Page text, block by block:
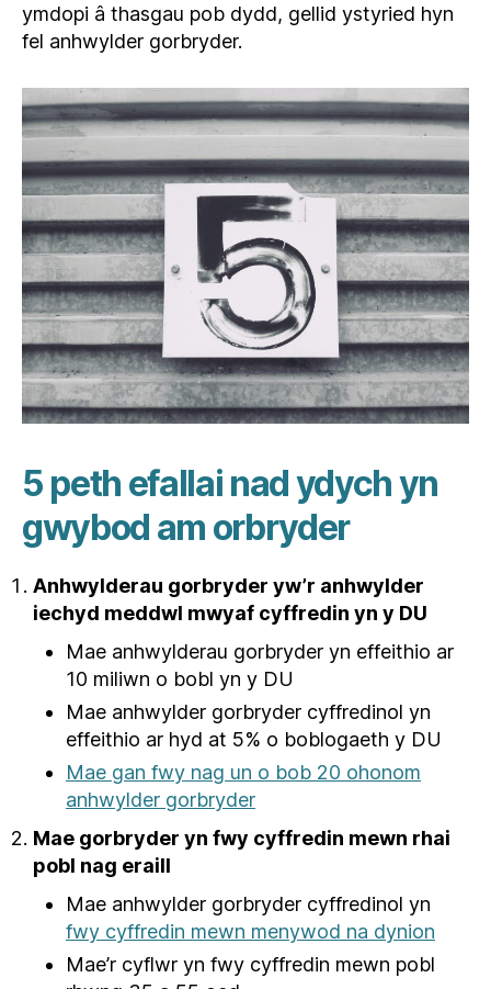
ymdopi â thasgau pob dydd, gellid ystyried hyn
fel anhwylder gorbryder.
5 peth efallai nad ydych yn
gwybod am orbryder
Anhwylderau gorbryder yw’r anhwylder
iechyd meddwl mwyaf cyffredin yn y DU
Mae anhwylderau gorbryder yn effeithio ar
10 miliwn o bobl yn y DU
Mae anhwylder gorbryder cyffredinol yn
effeithio ar hyd at 5% o boblogaeth y DU
Mae gan fwy nag un o bob 20 ohonom
anhwylder gorbryder
Mae gorbryder yn fwy cyffredin mewn rhai
pobl nag eraill
Mae anhwylder gorbryder cyffredinol yn
fwy cyffredin mewn menywod na dynion
Mae’r cyflwr yn fwy cyffredin mewn pobl